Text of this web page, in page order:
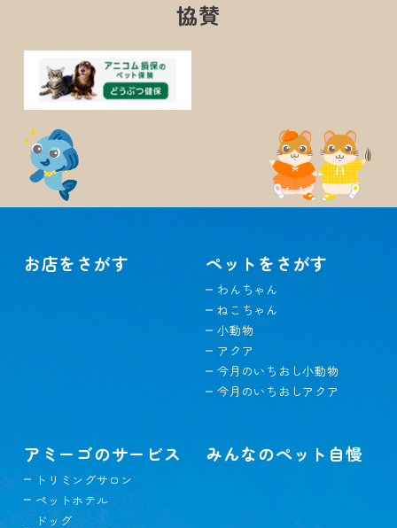
協賛
お店をさがす ペットをさがす
わんちゃん
ねこちゃん
小動物
アクア
今月のいちおし小動物
今月のいちおしアクア
アミーゴのサービス
トリミングサロン
ペットホテル
ドッグ
みんなのペット自慢